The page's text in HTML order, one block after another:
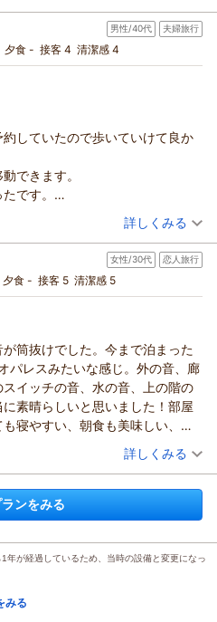
変嬉しく拝見いたしました。
ウト対応がお役に立てたようで
評価いただき、光栄に存じま
している」とのお言葉を頂戴
も、ご満足いただけるサービス
う努めてまいります。
ぜひHOTEL385をご利用くださ
心よりお待ちしております。
行)
にスマートロック採用！スムースな滞
のみ
ただき、また心温まる口コミを
ございます。
泊施設の中から、繁華街への立
ただけたこと、大変光栄に存じ
て「感動しました」とのお言葉
励みとなっております。
いただけたとのこと、何より嬉
ぜひ当ホテルをご利用ください
お待ちしております。
（返信日：2026/01/14）
男性/40代 夫婦旅行
夕食 - 接客 4 清潔感 4
していたので歩いていけて良か
できます。
です。
階でもあったせいかずっと風の
と中味汁にサラダにドリンクバー
きたいと思います
（投稿日：2026/01/02）
行)
にスマートロック採用！スムースな滞
のみ
人あたり/税込)
をお選びいただき、誠に
ではの立地、宮古神社へのアク
様子を伺い、大変嬉しく思って
も、「ジューシー」や「中味
お言葉、スタッフ一同の励みに
きを、より快適にお過ごしいた
フ一同心よりお待ちしておりま
詳しくみる
女性/30代 恋人旅行
夕食 - 接客 5 清潔感 5
筒抜けでした。今まで泊まった
パレスみたいな感じ。外の音、廊
イッチの音、水の音、上の階の
素晴らしいと思いました！部屋
寝やすい、朝食も美味しい、サ
もとても近いので飲みに行くに
ーや化粧水等もとても使用感良
（投稿日：2025/12/26）
行)
室にスマートロック採用！スムースな滞
人あたり/税込)
ただき、誠にありがとうござい
詳しくみる
ンをみる
年が経過しているため、当時の設備と変更になっ
みる